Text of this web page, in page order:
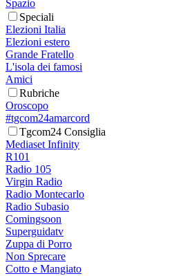
Spazio
Speciali
Elezioni Italia
Elezioni estero
Grande Fratello
L'isola dei famosi
Amici
Rubriche
Oroscopo
#tgcom24amarcord
Tgcom24 Consiglia
Mediaset Infinity
R101
Radio 105
Virgin Radio
Radio Montecarlo
Radio Subasio
Comingsoon
Superguidatv
Zuppa di Porro
Non Sprecare
Cotto e Mangiato